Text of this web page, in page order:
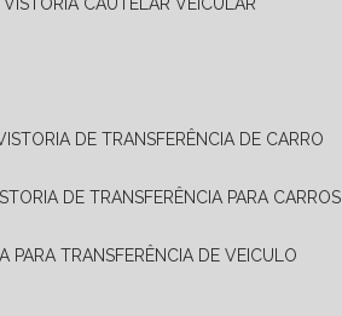
VISTORIA DE TRANSFERÊNCIA DE CARRO
DE TRANSFERÊNCIA PARA CARROS
PARA TRANSFERÊNCIA DE VEICULO